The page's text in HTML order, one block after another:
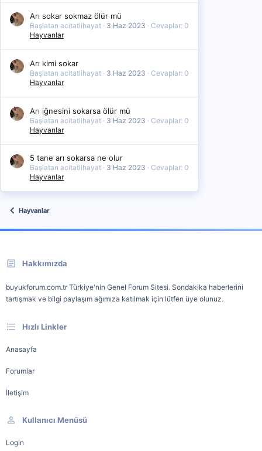
Arı sokar sokmaz ölür mü
Başlatan acitatlihayat 3 Haz 2023
Cevaplar: 0
Hayvanlar
Arı kimi sokar
Başlatan acitatlihayat 3 Haz 2023
Cevaplar: 0
Hayvanlar
Arı iğnesini sokarsa ölür mü
Başlatan acitatlihayat 3 Haz 2023
Cevaplar: 0
Hayvanlar
5 tane arı sokarsa ne olur
Başlatan acitatlihayat 3 Haz 2023
Cevaplar: 0
Hayvanlar
Hayvanlar
Hakkımızda
buyukforum.com.tr Türkiye'nin Genel Forum Sitesi. Sondakika haberlerini
tartışmak ve bilgi paylaşım ağımıza katılmak için lütfen üye olunuz.
Hızlı Linkler
Anasayfa
Forumlar
İletişim
Kullanıcı Menüsü
Login